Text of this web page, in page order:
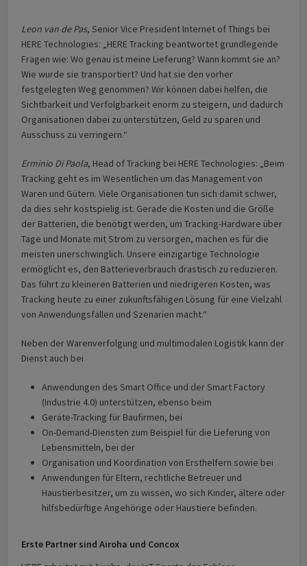
Leon van de Pas, Senior Vice President Internet of Things bei
HERE Technologies: „HERE Tracking beantwortet grundlegende
Fragen wie: Wo genau ist meine Lieferung? Wann kommt sie an?
Wie wurde sie transportiert? Und hat sie den vorher
festgelegten Weg genommen? Wir können dabei helfen, die
Sichtbarkeit und Verfolgbarkeit enorm zu steigern, und dadurch
Organisationen dabei zu unterstützen, Geld zu sparen und
Ausschuss zu verringern.“
Erminio Di Paola, Head of Tracking bei HERE Technologies: „Beim
Tracking geht es im Wesentlichen um das Management von
Waren und Gütern. Viele Organisationen tun sich damit schwer,
da dies sehr kostspielig ist. Gerade die Kosten und die Größe
der Batterien, die benötigt werden, um Tracking-Hardware über
Tage und Monate mit Strom zu versorgen, machen es für die
meisten unerschwinglich. Unsere einzigartige Technologie
ermöglicht es, den Batterieverbrauch drastisch zu reduzieren.
Das führt zu kleineren Batterien und niedrigeren Kosten, was
Tracking heute zu einer zukunftsfähigen Lösung für eine Vielzahl
von Anwendungsfällen und Szenarien macht.“
Neben der Warenverfolgung und multimodalen Logistik kann der
Dienst auch bei
Anwendungen des Smart Office und der Smart Factory
(Industrie 4.0) unterstützen, ebenso beim
Geräte-Tracking für Baufirmen, bei
On-Demand-Diensten zum Beispiel für die Lieferung von
Lebensmitteln, bei der
Organisation und Koordination von Ersthelfern sowie bei
Anwendungen für Eltern, rechtliche Betreuer und
Haustierbesitzer, um zu wissen, wo sich Kinder, ältere oder
hilfsbedürftige Angehörige oder Haustiere befinden.
Erste Partner sind Airoha und Concox